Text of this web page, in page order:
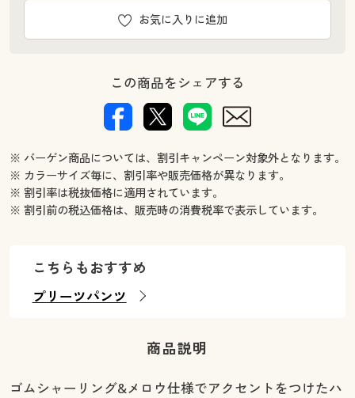
お気に入りに追加
この商品をシェアする
※ バーゲン商品については、割引キャンペーン対象外となります。
※ カラーサイズ毎に、割引率や販売価格が異なります。
※ 割引率は税抜価格に適用されています。
※ 割引前の税込価格は、販売時の消費税率で表示しています。
こちらもおすすめ
プリーツパンツ
商品説明
ゴムシャーリング&メロウ仕様でアクセントをつけたハ